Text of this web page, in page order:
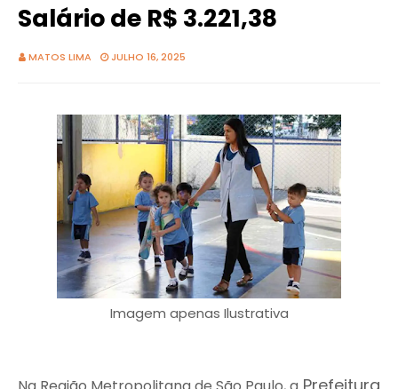
Salário de R$ 3.221,38
MATOS LIMA JULHO 16, 2025
Imagem apenas Ilustrativa